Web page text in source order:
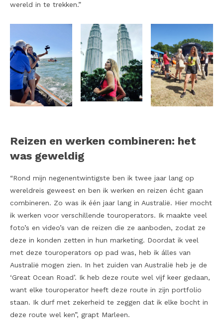
wereld in te trekken.”
Reizen en werken combineren: het
was geweldig
“Rond mijn negenentwintigste ben ik twee jaar lang op
wereldreis geweest en ben ik werken en reizen écht gaan
combineren. Zo was ik één jaar lang in Australië. Hier mocht
ik werken voor verschillende touroperators. Ik maakte veel
foto’s en video’s van de reizen die ze aanboden, zodat ze
deze in konden zetten in hun marketing. Doordat ik veel
met deze touroperators op pad was, heb ik álles van
Australië mogen zien. In het zuiden van Australië heb je de
‘Great Ocean Road’. Ik heb deze route wel vijf keer gedaan,
want elke touroperator heeft deze route in zijn portfolio
staan. Ik durf met zekerheid te zeggen dat ik elke bocht in
deze route wel ken”, grapt Marleen.